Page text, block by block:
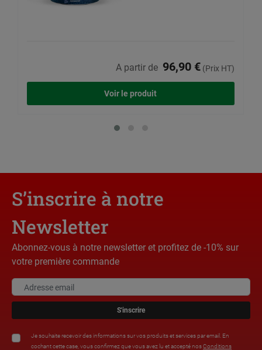
A partir de 96,90 €(Prix HT)
Voir le produit
S’inscrire à notre
Newsletter
Abonnez-vous à notre newsletter et profitez de -10% sur
votre première commande
S'inscrire
Je souhaite recevoir des informations sur vos produits et services par email. En
cochant cette case, vous confirmez que vous avez lu et accepté nosConditions